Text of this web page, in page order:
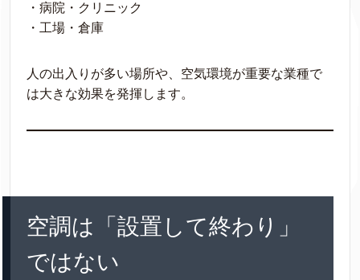
・病院・クリニック
・工場・倉庫
人の出入りが多い場所や、空気環境が重要な業種で
は大きな効果を発揮します。
空調は「設置して終わり」
ではない